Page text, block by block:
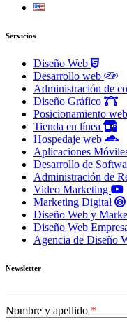
Servicios
Diseño Web
Desarrollo web
Administración de
Diseño Gráfico
Posicionamiento
Tienda en línea
Hospedaje web
Aplicaciones
Desarrollo de
Administración de
Video Marketing
Marketing Digital
Diseño Web y
Diseño Web
Agencia de Diseño
Newsletter
Nombre y apellido